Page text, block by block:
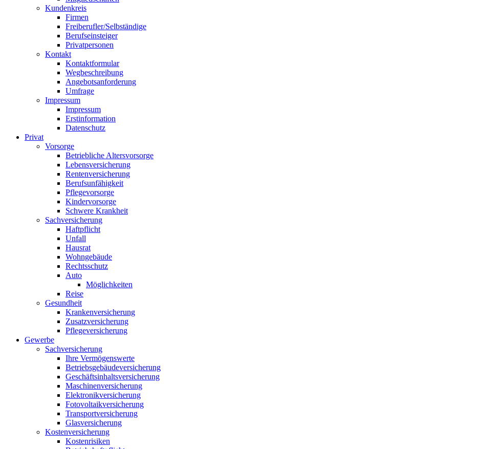
Kundenkreis
Firmen
Freiberufler/Selbständige
Berufseinsteiger
Privatpersonen
Kontakt
Kontaktformular
Wegbeschreibung
Angebotsanforderung
Umfrage
Impressum
Impressum
Erstinformation
Datenschutz
Privat
Vorsorge
Betriebliche Altersvorsorge
Lebensversicherung
Rentenversicherung
Berufsunfähigkeit
Pflegevorsorge
Kindervorsorge
Schwere Krankheit
Sachversicherung
Haftpflicht
Unfall
Hausrat
Wohngebäude
Rechtsschutz
Auto
Möglichkeiten
Reise
Gesundheit
Krankenversicherung
Zusatzversicherung
Pflegeversicherung
Gewerbe
Sachversicherung
Ihre Vermögenswerte
Betriebsgebäudeversicherung
Geschäftsinhaltsversicherung
Maschinenversicherung
Elektronikversicherung
Fotovoltaikversicherung
Transportversicherung
Glasversicherung
Kostenversicherung
Kostenrisiken